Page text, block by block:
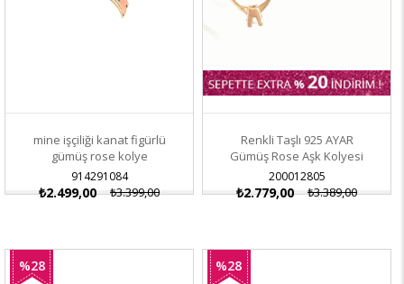
mine işçiliği kanat figürlü
gümüş rose kolye
914291084
₺2.499,00 ₺3.399,00
Renkli Taşlı 925 AYAR
Gümüş Rose Aşk Kolyesi
200012805
₺2.779,00 ₺3.389,00
%28 %28